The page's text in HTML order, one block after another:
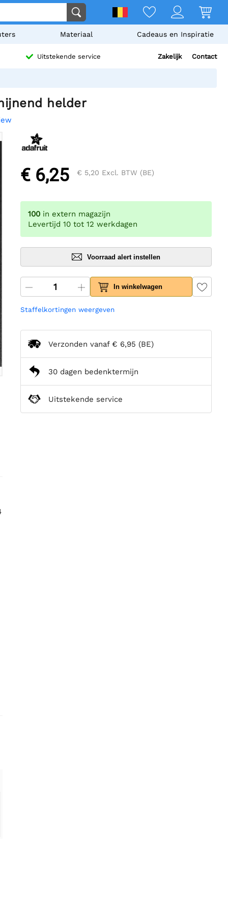
Materiaal Cadeaus en Inspiratie
Uitstekende service Zakelijk Contact
helder
€ 6,25 € 5,20 Excl. BTW (BE)
100 in extern magazijn
Levertijd 10 tot 12 werkdagen
Voorraad alert instellen
In winkelwagen
Staffelkortingen weergeven
Verzonden vanaf € 6,95 (BE)
30 dagen bedenktermijn
Uitstekende service